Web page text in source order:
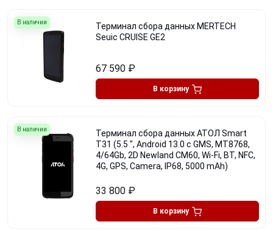
В наличии
В корзину
Терминал сбора данных MERTECH
Seuic CRUISE GE2
67 590 ₽
В наличии
В корзину
Терминал сбора данных АТОЛ Smart
T31 (5.5 ", Android 13.0 с GMS, MT8768,
4/64Gb, 2D Newland CM60, Wi-Fi, BT, NFC,
4G, GPS, Camera, IP68, 5000 mAh)
33 800 ₽